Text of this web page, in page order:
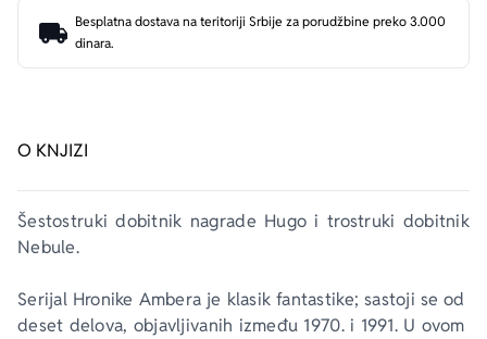
O KNJIZI
Šestostruki dobitnik nagrade Hugo i trostruki dobitnik
Nebule.
Serijal Hronike Ambera je klasik fantastike; sastoji se od
deset delova, objavljivanih između 1970. i 1991. U ovom
Besplatna dostava na teritoriji Srbije za porudžbine preko 3.000
dinara.